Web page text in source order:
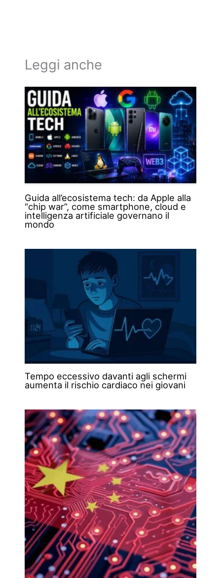
Leggi anche
Guida all’ecosistema tech: da Apple alla
“chip war”, come smartphone, cloud e
intelligenza artificiale governano il
mondo
Tempo eccessivo davanti agli schermi
aumenta il rischio cardiaco nei giovani